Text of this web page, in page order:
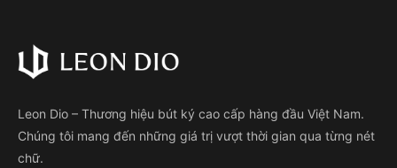
Leon Dio – Thương hiệu bút ký cao cấp hàng đầu Việt Nam.
Chúng tôi mang đến những giá trị vượt thời gian qua từng nét
chữ.